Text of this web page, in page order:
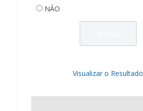
NÃO
Visualizar o Resultado